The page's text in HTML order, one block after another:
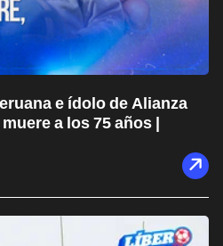
e ídolo de Alianza
a los 75 años |